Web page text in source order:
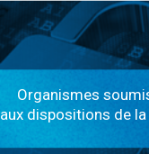
Organismes
aux dispositions de la